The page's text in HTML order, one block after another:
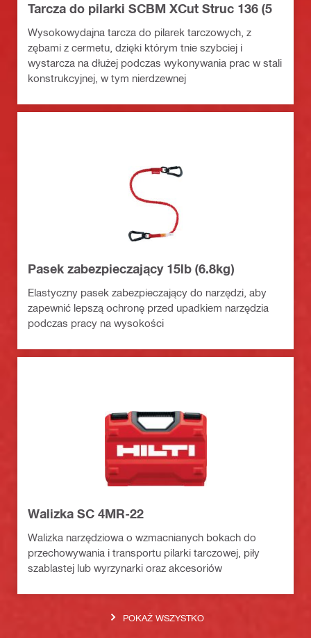
Tarcza do pilarki SCBM XCut Struc 136 (5
Wysokowydajna tarcza do pilarek tarczowych, z
zębami z cermetu, dzięki którym tnie szybciej i
wystarcza na dłużej podczas wykonywania prac w stali
konstrukcyjnej, w tym nierdzewnej
Pasek zabezpieczający 15lb (6.8kg)
Elastyczny pasek zabezpieczający do narzędzi, aby
zapewnić lepszą ochronę przed upadkiem narzędzia
podczas pracy na wysokości
Walizka SC 4MR-22
Walizka narzędziowa o wzmacnianych bokach do
przechowywania i transportu pilarki tarczowej, piły
szablastej lub wyrzynarki oraz akcesoriów
POKAŻ WSZYSTKO